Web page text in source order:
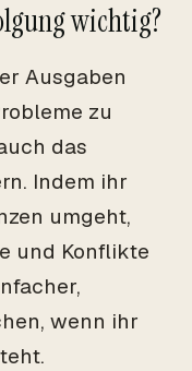
wichtig?
Ausgaben
zu
das
Indem ihr
umgeht,
und Konflikte
wenn ihr